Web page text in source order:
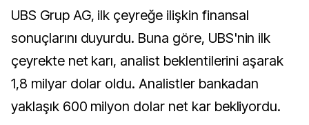
UBS Grup AG, ilk çeyreğe ilişkin finansal
sonuçlarını duyurdu. Buna göre, UBS'nin ilk
çeyrekte net karı, analist beklentilerini aşarak
1,8 milyar dolar oldu. Analistler bankadan
yaklaşık 600 milyon dolar net kar bekliyordu.